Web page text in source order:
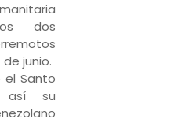
dos
junio.
el Santo
así su